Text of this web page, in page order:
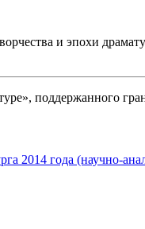
и эпохи
поддержанного
2014 года (научно-